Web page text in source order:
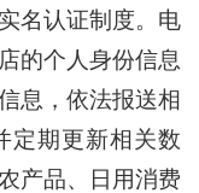
名认证制度。电
的个人身份信息
息，依法报送相
定期更新相关数
产品、日用消费